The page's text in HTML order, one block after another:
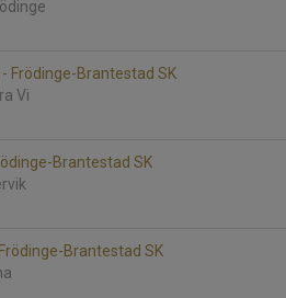
Frödinge-Brantestad SK
Vi
Brantestad SK
Brantestad SK